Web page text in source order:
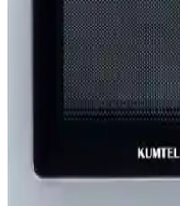
fonksiyonlarıyla kullanışlı,
Uzun Ömürlü
Dayanıklılık ve Öne
Mikrodalga fırınların uzun
kullanım alışkanlıklarına
dayanıklılığı artırırken,
KUMTEL HMIN-01